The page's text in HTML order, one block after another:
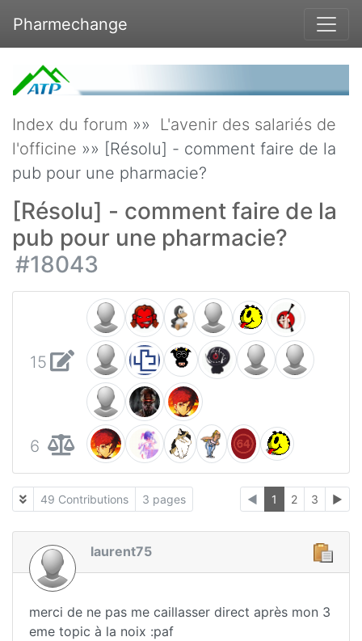
Pharmechange
Index du forum »» L'avenir des salariés de
l'officine »» [Résolu] - comment faire de la
pub pour une pharmacie?
[Résolu] - comment faire de la
pub pour une pharmacie?
#18043
15
6
49 Contributions 3 pages ◄ 1 2 3 ►
laurent75
merci de ne pas me caillasser direct après mon 3
eme topic à la noix :paf